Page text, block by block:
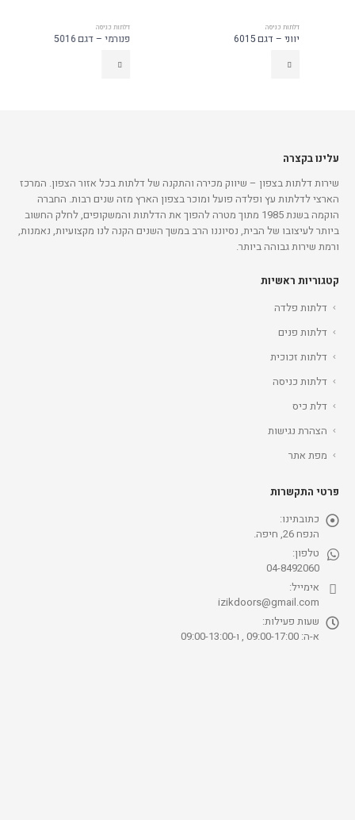
יווני – דגם 6015 פנורמי – דגם 5016
עלינו בקצרה
שירות דלתות בצפון – שיווק מכירה והתקנה של דלתות בכל אזור הצפון. המרכז
הארצי לדלתות עץ ופלדה פועל ומוכר בצפון הארץ מזה שנים רבות. החברה
הוקמה בשנת 1985 מתוך מטרה להפוך את הדלתות והמשקופים, לחלק החשוב
ביותר לעיצובו של הבית, נסיוננו הרב במשך השנים הקנה לנו מקצועיות, נאמנות,
ורמת שירות גבוהה ביותר.
קטגוריות ראשיות
דלתות פלדה
דלתות פנים
דלתות זכוכית
דלתות כניסה
דלת כיס
הצהרת נגישות
מפת אתר
פרטי התקשרות
כתובתינו:
הנפח 26, חיפה.
טלפון:
04-8492060
אימייל:
izikdoors@gmail.com
שעות פעילות:
א-ה: 09:00-17:00 , ו-09:00-13:00